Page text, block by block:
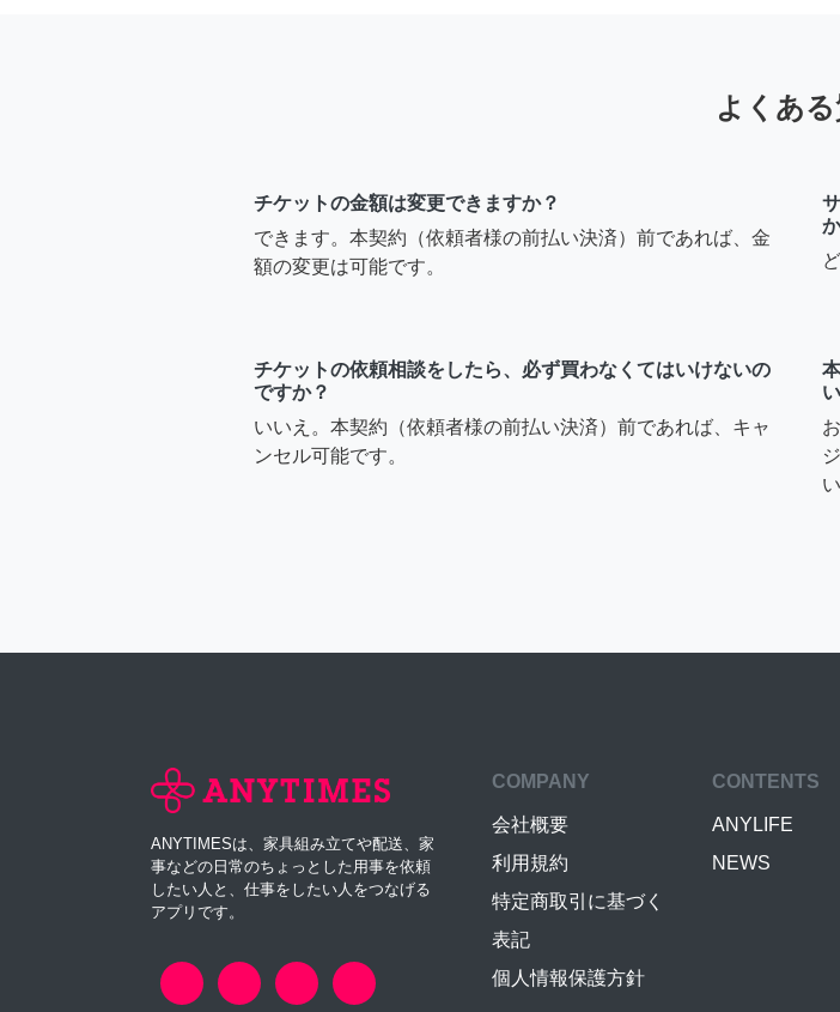
よくある
チケットの金額は変更できますか？
できます。本契約（依頼者様の前払い決済）前であれば、金
額の変更は可能です。
チケットの依頼相談をしたら、必ず買わなくてはいけないの
ですか？
いいえ。本契約（依頼者様の前払い決済）前であれば、キャ
ンセル可能です。
い
い
ANYTIMESは、家具組み立てや配送、家
事などの日常のちょっとした用事を依頼
したい人と、仕事をしたい人をつなげる
アプリです。
COMPANY
会社概要
利用規約
特定商取引に基づく
表記
個人情報保護方針
CONTENTS
ANYLIFE
NEWS